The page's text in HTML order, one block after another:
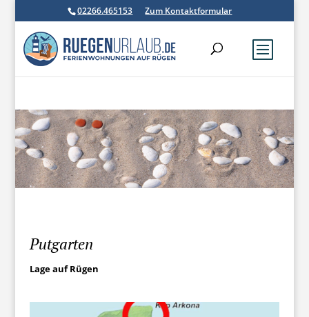
02266.465153 Zum Kontaktformular
Putgarten
Lage auf Rügen